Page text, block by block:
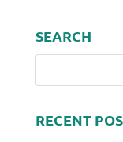
SEARCH
RECENT